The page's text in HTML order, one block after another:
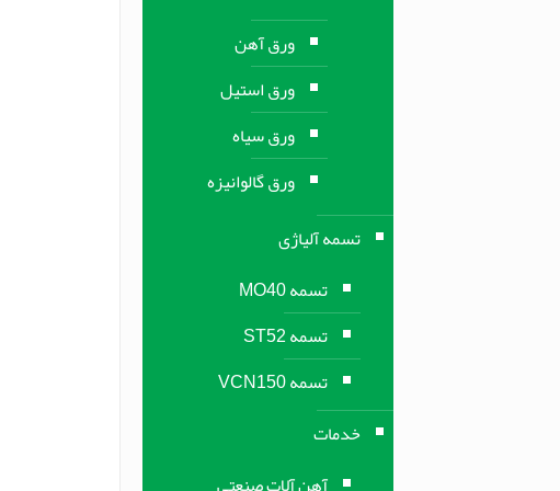
ورق آهن
ورق استیل
ورق سیاه
ورق گالوانیزه
تسمه آلیاژی
تسمه MO40
تسمه ST52
تسمه VCN150
خدمات